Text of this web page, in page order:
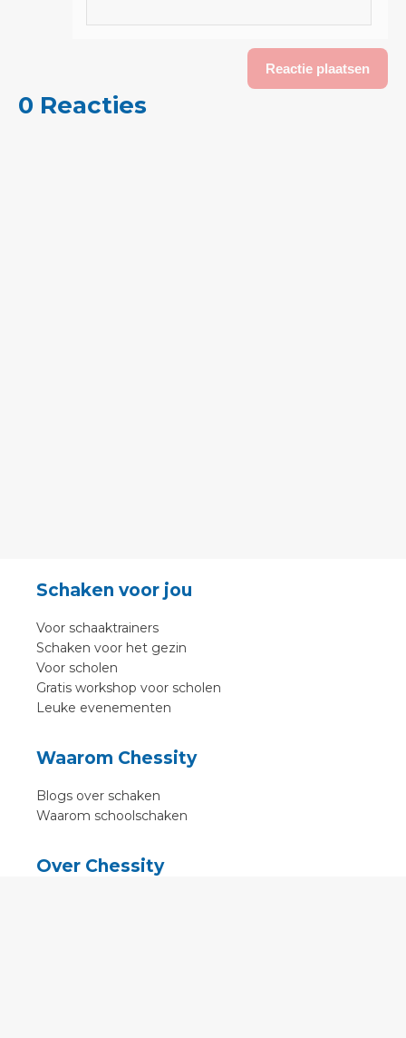
0 Reacties
Schaken voor jou
Voor schaaktrainers
Schaken voor het gezin
Voor scholen
Gratis workshop voor scholen
Leuke evenementen
Waarom Chessity
Blogs over schaken
Waarom schoolschaken
Over Chessity